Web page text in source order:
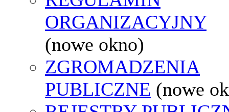
ORGANIZACYJNY
(nowe okno)
ZGROMADZENIA
PUBLICZNE (nowe